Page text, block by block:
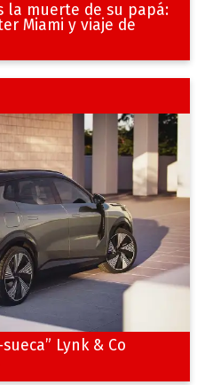
la muerte de su papá:
Miami y viaje de
Lynk & Co